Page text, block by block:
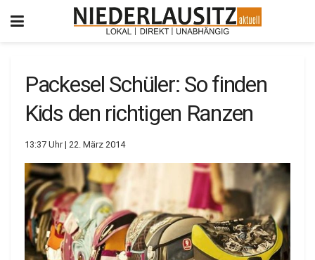
Packesel Schüler: So finden
Kids den richtigen Ranzen
13:37 Uhr | 22. März 2014